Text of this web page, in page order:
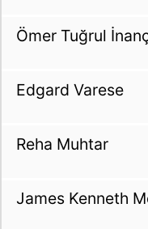
Ömer Tuğrul
Edgard Varese
Reha Muhtar
James Kenneth